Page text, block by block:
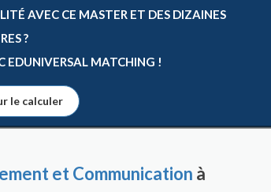
AVEC CE MASTER ET DES DIZAINES
?
EDUNIVERSAL MATCHING !
le calculer
et Communication à